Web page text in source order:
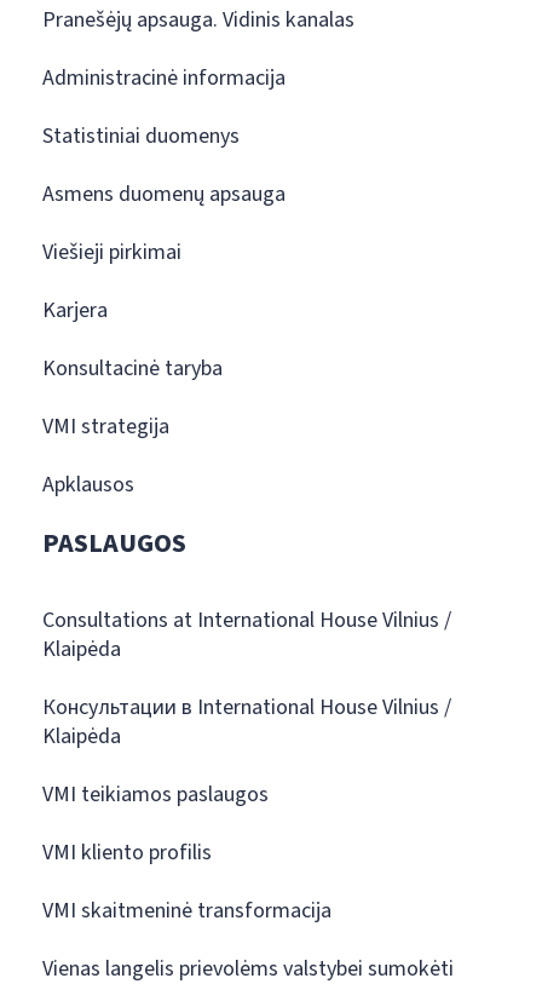
Pranešėjų apsauga. Vidinis kanalas
Administracinė informacija
Statistiniai duomenys
Asmens duomenų apsauga
Viešieji pirkimai
Karjera
Konsultacinė taryba
VMI strategija
Apklausos
PASLAUGOS
Consultations at International House Vilnius /
Klaipėda
Консультации в International House Vilnius /
Klaipėda
VMI teikiamos paslaugos
VMI kliento profilis
VMI skaitmeninė transformacija
Vienas langelis prievolėms valstybei sumokėti